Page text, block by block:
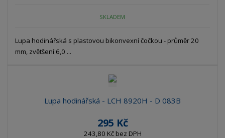
SKLADEM
Lupa hodinářská s plastovou bikonvexní čočkou - průměr 20
mm, zvětšení 6,0 ...
Lupa hodinářská - LCH 8920H - D 083B
295 Kč
243,80 Kč bez DPH